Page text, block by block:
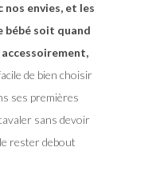
nos envies, et les
bébé soit quand
de bien choisir
ses premières
sans devoir
rester debout